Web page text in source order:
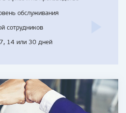
обслуживания
сотрудников
14 или 30 дней